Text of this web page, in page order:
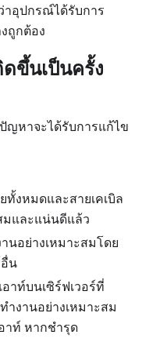
าอุปกรณ์ได้รับการ
ถูกต้อง
ขึ้นเป็นครั้ง
หาจะได้รับการแก้ไข
ทั้งหมดและสายเคเบิล
มและแน่นดีแล้ว
นอย่างเหมาะสมโดย
อื่น
าท์บนเซิร์ฟเวอร์ที่
ำงานอย่างเหมาะสม
าท์ หากชำรุด